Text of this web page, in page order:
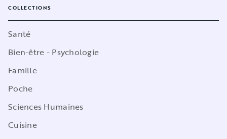
COLLECTIONS
Santé
Bien-être - Psychologie
Famille
Poche
Sciences Humaines
Cuisine